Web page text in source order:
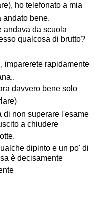
ho telefonato a mia
andato bene.
andava da scuola
qualcosa di brutto?
imparerete rapidamente
davvero bene solo
di non superare l'esame
a chiudere
dipinto e un po' di
è decisamente